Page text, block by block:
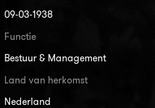
09-03-1938
Functie
Bestuur & Management
Land van herkomst
Nederland